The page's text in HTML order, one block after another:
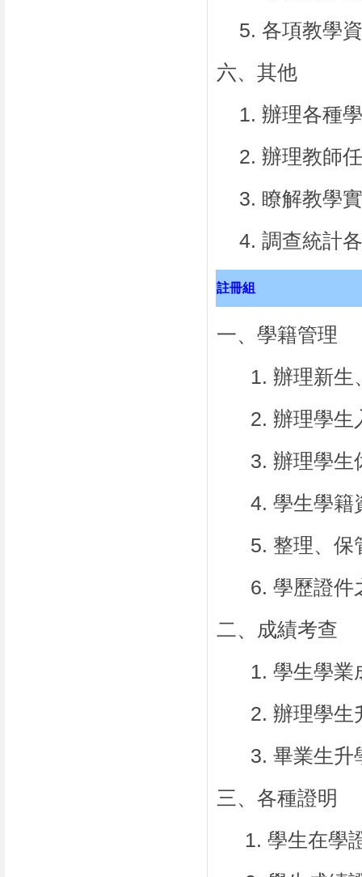
5. 各項教學
六、其他
1. 辦理各種
2. 辦理教師
3. 瞭解教學
4. 調查統計
註冊組
一、學籍管理
1. 辦理新生
2. 辦理學生
3. 辦理學生
4. 學生學籍
5. 整理、保
6. 學歷證件
二、成績考查
1. 學生學業
2. 辦理學生
3. 畢業生升
三、各種證明
1. 學生在學